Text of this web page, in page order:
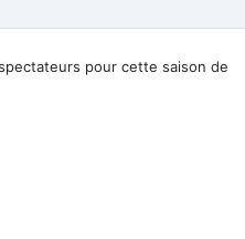
pour cette saison de